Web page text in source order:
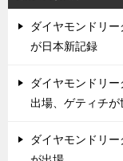
ダイヤモンドリ
が日本新記録
ダイヤモンドリ
出場、ゲティチが
ダイヤモンドリ